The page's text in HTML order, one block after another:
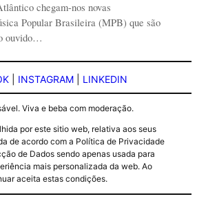
chegam-nos novas
Popular Brasileira (MPB) que são
ouvido…
INSTAGRAM LINKEDIN
Viva e beba com moderação.
por este sitio web, relativa aos seus
de acordo com a Política de Privacidade
de Dados sendo apenas usada para
mais personalizada da web. Ao
aceita estas condições.